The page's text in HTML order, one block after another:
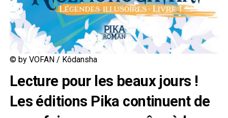
© by VOFAN / Kôdansha
Lecture pour les beaux jours !
Les éditions Pika continuent de